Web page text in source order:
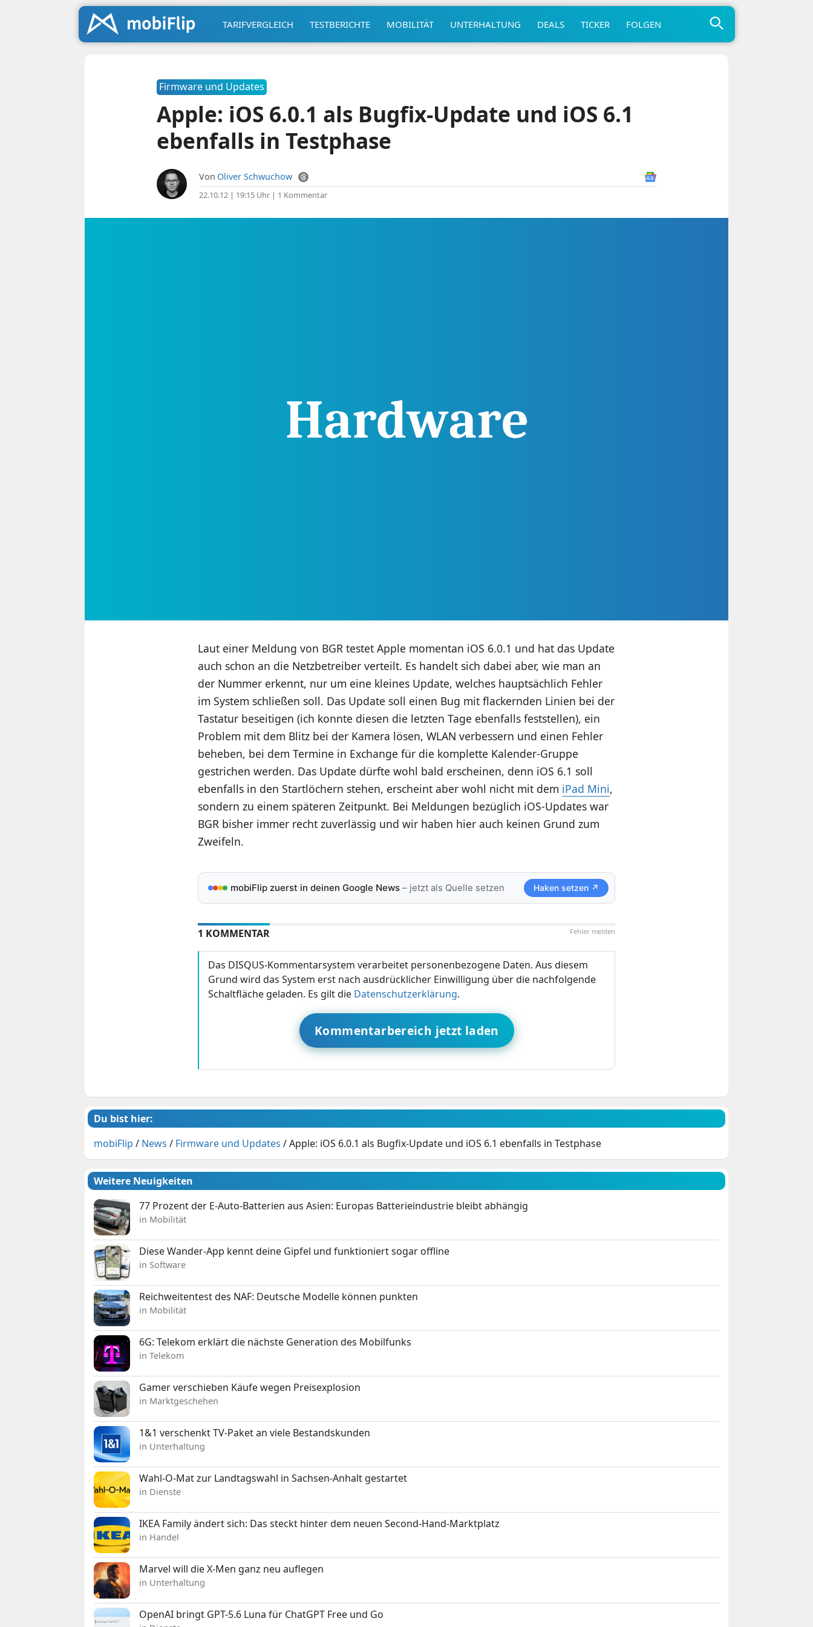
TARIFVERGLEICH TESTBERICHTE MOBILITÄT UNTERHALTUNG DEALS TICKER FOLGEN
Firmware und Updates
Apple: iOS 6.0.1 als Bugfix-Update und iOS 6.1
ebenfalls in Testphase
Von Oliver Schwuchow
22.10.12 | 19:15 Uhr| 1 Kommentar
Laut einer Meldung von BGR testet Apple momentan iOS 6.0.1 und hat das Update
auch schon an die Netzbetreiber verteilt. Es handelt sich dabei aber, wie man an
der Nummer erkennt, nur um eine kleines Update, welches hauptsächlich Fehler
im System schließen soll. Das Update soll einen Bug mit flackernden Linien bei der
Tastatur beseitigen (ich konnte diesen die letzten Tage ebenfalls feststellen), ein
Problem mit dem Blitz bei der Kamera lösen, WLAN verbessern und einen Fehler
beheben, bei dem Termine in Exchange für die komplette Kalender-Gruppe
gestrichen werden. Das Update dürfte wohl bald erscheinen, denn iOS 6.1 soll
ebenfalls in den Startlöchern stehen, erscheint aber wohl nicht mit dem iPad Mini,
sondern zu einem späteren Zeitpunkt. Bei Meldungen bezüglich iOS-Updates war
BGR bisher immer recht zuverlässig und wir haben hier auch keinen Grund zum
Zweifeln.
mobiFlip zuerst in deinen Google News– jetzt als Quelle setzen Haken setzen ↗
Fehler melden
1 KOMMENTAR
Das DISQUS-Kommentarsystem verarbeitet personenbezogene Daten. Aus diesem
Grund wird das System erst nach ausdrücklicher Einwilligung über die nachfolgende
Schaltfläche geladen. Es gilt die Datenschutzerklärung.
Kommentarbereich jetzt laden
Du bist hier:
mobiFlip / News / Firmware und Updates /Apple: iOS 6.0.1 als Bugfix-Update und iOS 6.1 ebenfalls in Testphase
Weitere Neuigkeiten
77 Prozent der E-Auto-Batterien aus Asien: Europas Batterieindustrie bleibt abhängig
in Mobilität
Diese Wander-App kennt deine Gipfel und funktioniert sogar offline
in Software
Reichweitentest des NAF: Deutsche Modelle können punkten
in Mobilität
6G: Telekom erklärt die nächste Generation des Mobilfunks
in Telekom
Gamer verschieben Käufe wegen Preisexplosion
in Marktgeschehen
1&1 verschenkt TV-Paket an viele Bestandskunden
in Unterhaltung
Wahl-O-Mat zur Landtagswahl in Sachsen-Anhalt gestartet
in Dienste
IKEA Family ändert sich: Das steckt hinter dem neuen Second-Hand-Marktplatz
in Handel
Marvel will die X-Men ganz neu auflegen
in Unterhaltung
OpenAI bringt GPT-5.6 Luna für ChatGPT Free und Go